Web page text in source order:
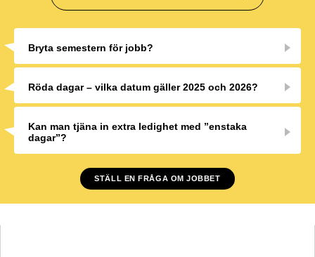
Bryta semestern för jobb?
Röda dagar – vilka datum gäller 2025 och 2026?
Kan man tjäna in extra ledighet med ”enstaka
dagar”?
STÄLL EN FRÅGA OM JOBBET